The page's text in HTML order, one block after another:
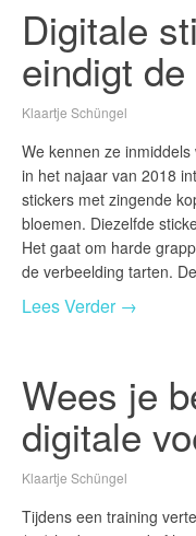
Digitale
eindigt
Klaartje Schüngel
We kennen ze
in het najaar van 2018
stickers met zingende
bloemen. Diezelfde
Het gaat om harde
de verbeelding tarten.
Lees Verder →
Wees je
digitale
Klaartje Schüngel
Tijdens een training